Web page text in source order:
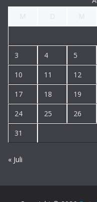
3 4 5
10 11 12
17 18 19
24 25 26
31
« Juli